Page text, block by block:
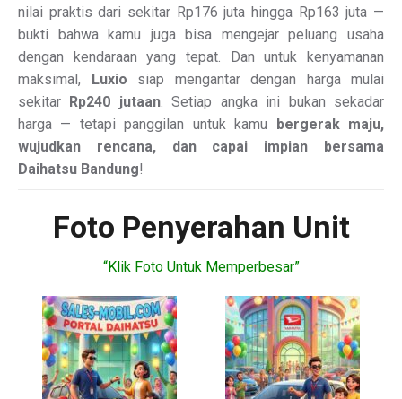
nilai praktis dari sekitar Rp176 juta hingga Rp163 juta —
bukti bahwa kamu juga bisa mengejar peluang usaha
dengan kendaraan yang tepat. Dan untuk kenyamanan
maksimal,
Luxio siap mengantar dengan harga mulai
sekitar
Rp240 jutaan. Setiap angka ini bukan sekadar
harga — tetapi panggilan untuk kamu
bergerak maju,
wujudkan rencana, dan capai impian bersama
Daihatsu Bandung!
Foto Penyerahan Unit
“Klik Foto Untuk Memperbesar”